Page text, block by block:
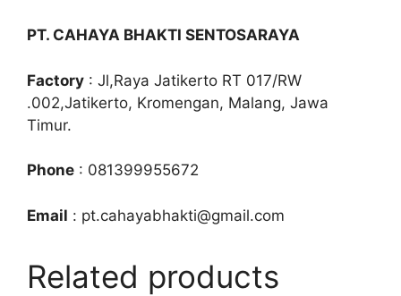
PT. CAHAYA BHAKTI SENTOSARAYA
Factory : Jl,Raya Jatikerto RT 017/RW
.002,Jatikerto, Kromengan, Malang, Jawa
Timur.
Phone : 081399955672
Email : pt.cahayabhakti@gmail.com
Related products